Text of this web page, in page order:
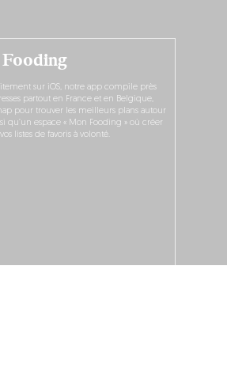
Fooding
sur iOS, notre app compile près
partout en France et en Belgique,
pour trouver les meilleurs plans autour
qu’un espace « Mon Fooding » où créer
listes de favoris à volonté.